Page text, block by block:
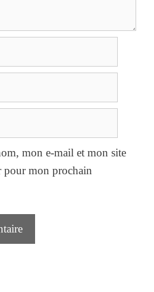
mon e-mail et mon site
pour mon prochain